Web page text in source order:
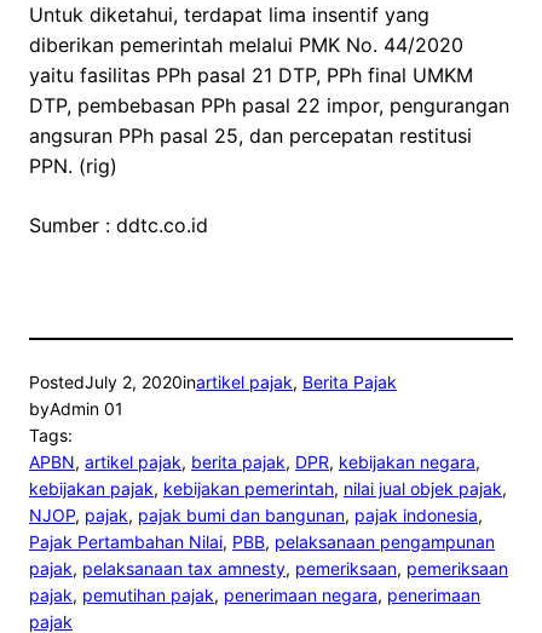
Untuk diketahui, terdapat lima insentif yang
diberikan pemerintah melalui PMK No. 44/2020
yaitu fasilitas PPh pasal 21 DTP, PPh final UMKM
DTP, pembebasan PPh pasal 22 impor, pengurangan
angsuran PPh pasal 25, dan percepatan restitusi
PPN. (rig)
Sumber : ddtc.co.id
PostedJuly 2, 2020inartikel pajak, Berita Pajak
byAdmin 01
Tags:
APBN, artikel pajak, berita pajak, DPR, kebijakan negara
kebijakan pajak, kebijakan pemerintah, nilai jual objek pajak
NJOP, pajak, pajak bumi dan bangunan, pajak indonesia
Pajak Pertambahan Nilai, PBB, pelaksanaan pengampunan
pajak, pelaksanaan tax amnesty, pemeriksaan, pemeriksaan
pajak, pemutihan pajak, penerimaan negara, penerimaan
pajak